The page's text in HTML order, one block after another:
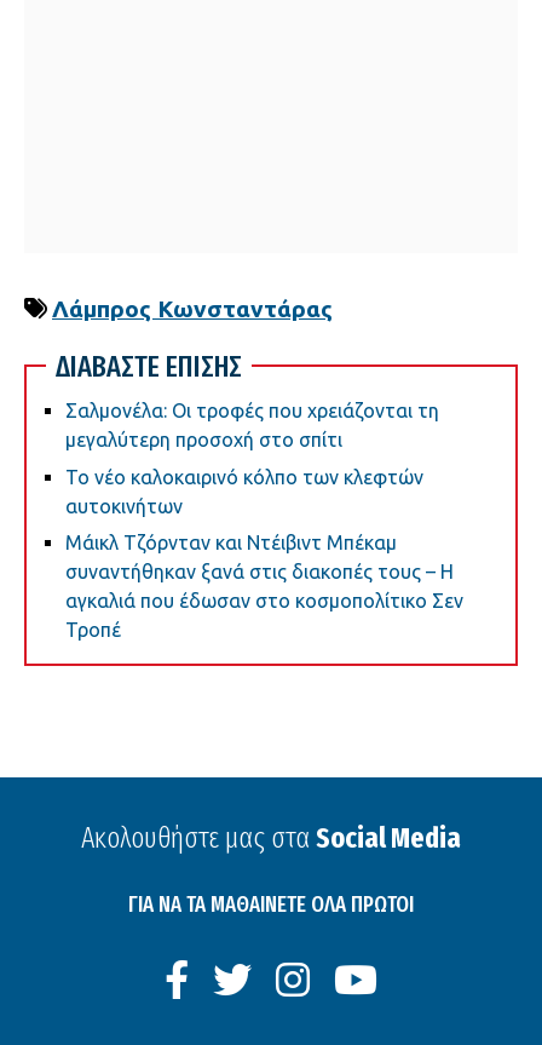
Λάμπρος Κωνσταντάρας
ΔΙΑΒΑΣΤΕ ΕΠΙΣΗΣ
Σαλμονέλα: Οι τροφές που χρειάζονται τη
μεγαλύτερη προσοχή στο σπίτι
Το νέο καλοκαιρινό κόλπο των κλεφτών
αυτοκινήτων
Μάικλ Τζόρνταν και Ντέιβιντ Μπέκαμ
συναντήθηκαν ξανά στις διακοπές τους – Η
αγκαλιά που έδωσαν στο κοσμοπολίτικο Σεν
Τροπέ
Ακολουθήστε μας στα Social Media
ΓΙΑ ΝΑ ΤΑ ΜΑΘΑΙΝΕΤΕ ΟΛΑ ΠΡΩΤΟΙ